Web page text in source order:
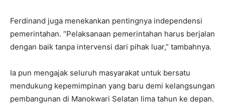
Ferdinand juga menekankan pentingnya independensi
pemerintahan. “Pelaksanaan pemerintahan harus berjalan
dengan baik tanpa intervensi dari pihak luar,” tambahnya.
Ia pun mengajak seluruh masyarakat untuk bersatu
mendukung kepemimpinan yang baru demi kelangsungan
pembangunan di Manokwari Selatan lima tahun ke depan.